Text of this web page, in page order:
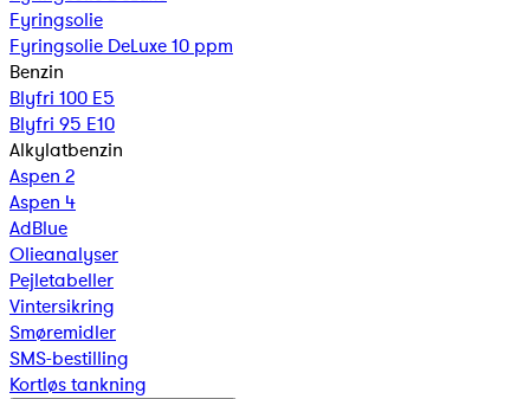
Fyringsolie
Fyringsolie DeLuxe 10 ppm
Benzin
Blyfri 100 E5
Blyfri 95 E10
Alkylatbenzin
Aspen 2
Aspen 4
AdBlue
Olieanalyser
Pejletabeller
Vintersikring
Smøremidler
SMS-bestilling
Kortløs tankning